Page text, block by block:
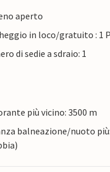
aperto
in loco/gratuito : 1
di sedie a sdraio: 1
più vicino: 3500 m
balneazione/nuoto